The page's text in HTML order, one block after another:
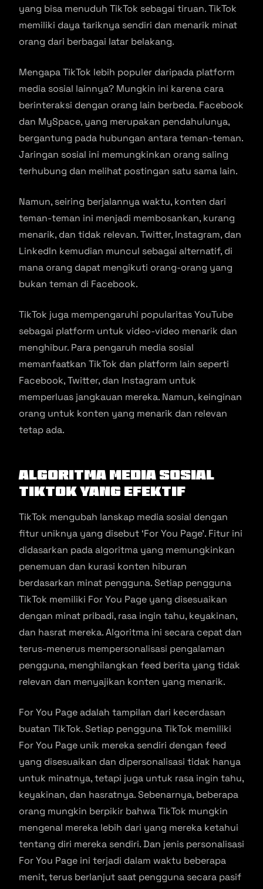
yang bisa menuduh TikTok sebagai tiruan. TikTok
memiliki daya tariknya sendiri dan menarik minat
orang dari berbagai latar belakang.
Mengapa TikTok lebih populer daripada platform
media sosial lainnya? Mungkin ini karena cara
berinteraksi dengan orang lain berbeda. Facebook
dan MySpace, yang merupakan pendahulunya,
bergantung pada hubungan antara teman-teman.
Jaringan sosial ini memungkinkan orang saling
terhubung dan melihat postingan satu sama lain.
Namun, seiring berjalannya waktu, konten dari
teman-teman ini menjadi membosankan, kurang
menarik, dan tidak relevan. Twitter, Instagram, dan
LinkedIn kemudian muncul sebagai alternatif, di
mana orang dapat mengikuti orang-orang yang
bukan teman di Facebook.
TikTok juga mempengaruhi popularitas YouTube
sebagai platform untuk video-video menarik dan
menghibur. Para pengaruh media sosial
memanfaatkan TikTok dan platform lain seperti
Facebook, Twitter, dan Instagram untuk
memperluas jangkauan mereka. Namun, keinginan
orang untuk konten yang menarik dan relevan
tetap ada.
Algoritma Media Sosial
TikTok yang Efektif
TikTok mengubah lanskap media sosial dengan
fitur uniknya yang disebut ‘For You Page’. Fitur ini
didasarkan pada algoritma yang memungkinkan
penemuan dan kurasi konten hiburan
berdasarkan minat pengguna. Setiap pengguna
TikTok memiliki For You Page yang disesuaikan
dengan minat pribadi, rasa ingin tahu, keyakinan,
dan hasrat mereka. Algoritma ini secara cepat dan
terus-menerus mempersonalisasi pengalaman
pengguna, menghilangkan feed berita yang tidak
relevan dan menyajikan konten yang menarik.
For You Page adalah tampilan dari kecerdasan
buatan TikTok. Setiap pengguna TikTok memiliki
For You Page unik mereka sendiri dengan feed
yang disesuaikan dan dipersonalisasi tidak hanya
untuk minatnya, tetapi juga untuk rasa ingin tahu,
keyakinan, dan hasratnya. Sebenarnya, beberapa
orang mungkin berpikir bahwa TikTok mungkin
mengenal mereka lebih dari yang mereka ketahui
tentang diri mereka sendiri. Dan jenis personalisasi
For You Page ini terjadi dalam waktu beberapa
menit, terus berlanjut saat pengguna secara pasif